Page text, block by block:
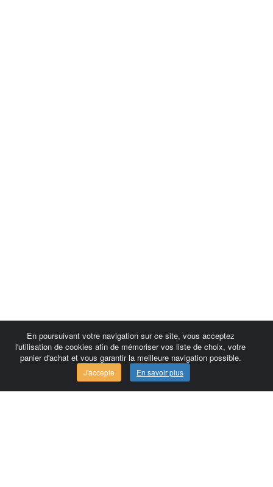
En poursuivant votre navigation sur ce site, vous acceptez
l'utilisation de cookies afin de mémoriser vos liste de choix, votre
panier d'achat et vous garantir la meilleure navigation possible.
J'accepte En savoir plus